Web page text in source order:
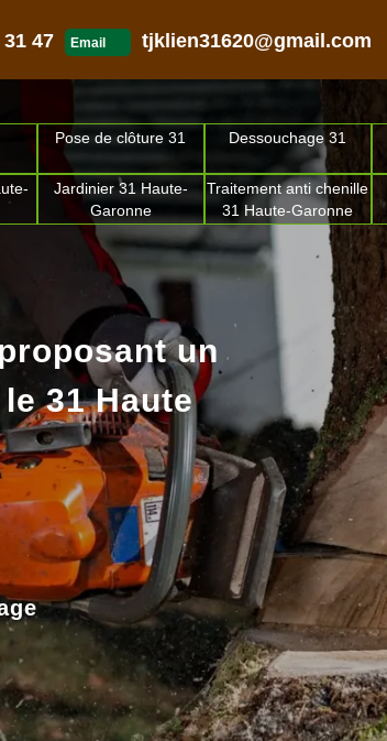
47 Email tjklien31620@gmail.com
Pose de clôture 31 Dessouchage 31
Jardinier 31 Haute-
Garonne
Traitement anti chenille
31 Haute-Garonne
un
31 Haute